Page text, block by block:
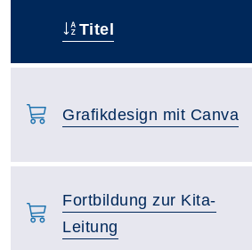
Titel
Grafikdesign mit Canva
Fortbildung zur Kita-
Leitung